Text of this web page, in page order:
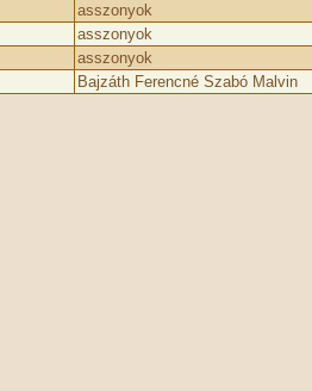
asszonyok
asszonyok
asszonyok
Bajzáth Ferencné Szabó Malvin